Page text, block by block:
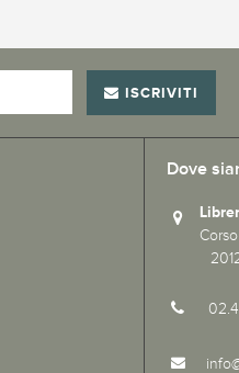
ISCRIVITI
Dove
20122